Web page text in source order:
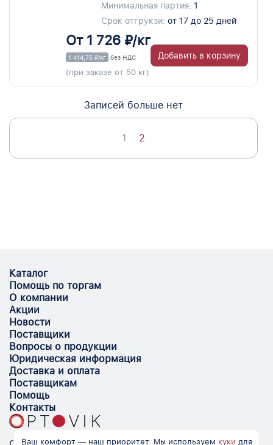
Минимальная партия: 1
Срок отгрукзи: от 17 до 25 дней
От 1 726 ₽/кг
1 414,75 ₽/кг без НДС
(при заказе от 50 кг)
Добавить в корзину
Записей больше нет
1 2
Каталог
Помощь по торгам
О компании
Акции
Новости
Поставщики
Вопросы о продукции
Юридическая информация
Доставка и оплата
Поставщикам
Помощь
Контакты
Ваш комфорт — наш приоритет. Мы используем куки для